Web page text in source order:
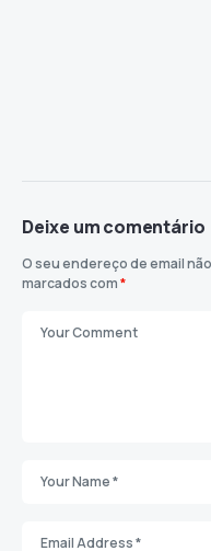
Deixe um comentário
O seu endereço de email
marcados com*